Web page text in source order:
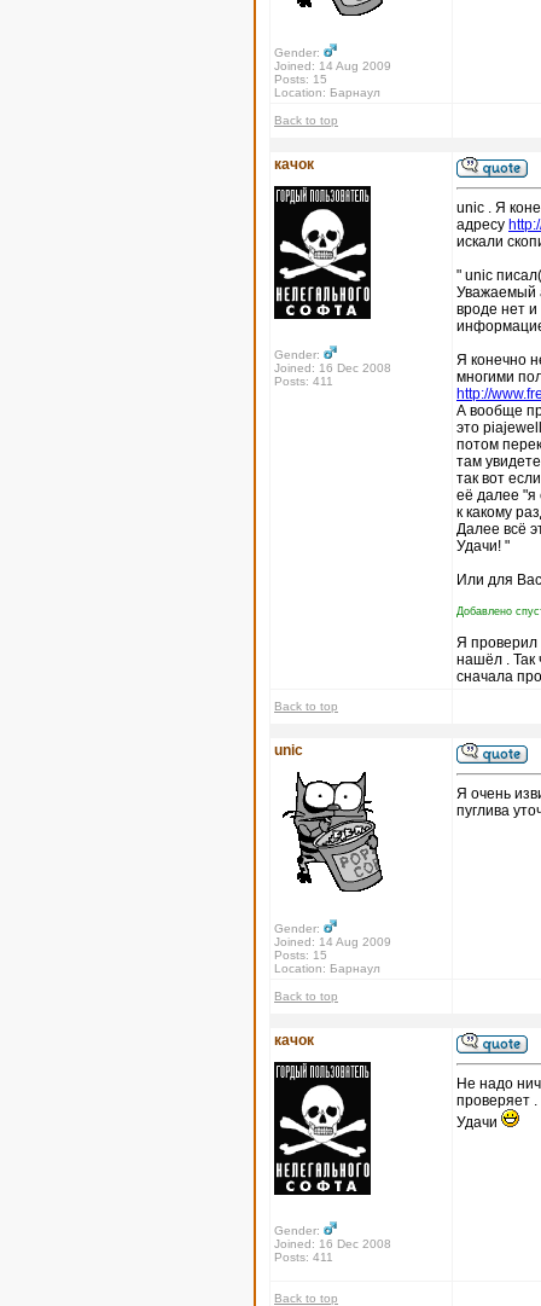
Gender:
Joined: 14 Aug 2009
Posts: 15
Location: Барнаул
Back to top
качок
Gender:
Joined: 16 Dec 2008
Posts: 411
unic . Я
адресу
искали
" unic
Уважаемый
вроде нет
Я конечно
многими
http://
А вообще
это
потом
там
так вот
её далее "я
к какому
Далее всё
Удачи! "
Или для
Добавлено
Я проверил
нашёл . Так
сначала
Back to top
unic
Gender:
Joined: 14 Aug 2009
Posts: 15
Location: Барнаул
Я очень
пуглива
Back to top
качок
Gender:
Joined: 16 Dec 2008
Posts: 411
Не надо
проверяет .
Удачи
Back to top